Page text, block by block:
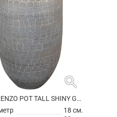
search
ВАЗА RENZO POT TALL SHINY GREY
18 см.